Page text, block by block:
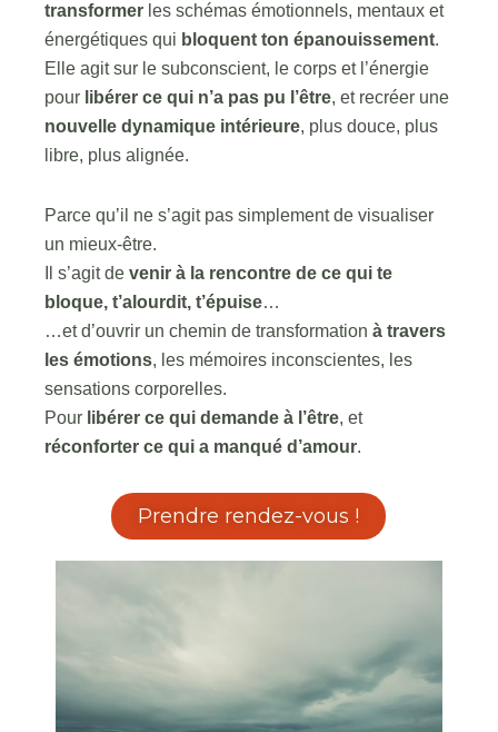
transformerles schémas émotionnels, mentaux et
énergétiques qui bloquent ton épanouissement.
Elle agit sur le subconscient, le corps et l’énergie
pour libérer ce qui n’a pas pu l’être, et recréer une
nouvelle dynamique intérieure, plus douce, plus
libre, plus alignée.
Parce qu’il ne s’agit pas simplement de visualiser
un mieux-être.
Il s’agit de venir à la rencontre de ce qui te
bloque, t’alourdit, t’épuise…
…et d’ouvrir un chemin de transformation à travers
les émotions, les mémoires inconscientes, les
sensations corporelles.
Pour libérer ce qui demande à l’être, et
réconforter ce qui a manqué d’amour.
Prendre rendez-vous !